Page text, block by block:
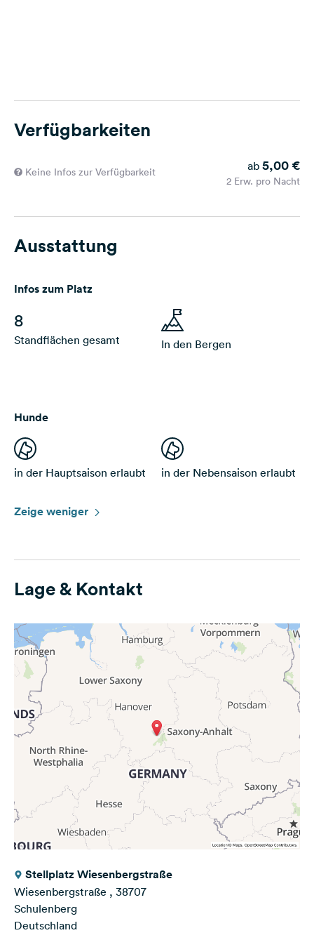
Verfügbarkeiten
Keine Infos zur Verfügbarkeit ab 5,00 €
2 Erw. pro Nacht
Ausstattung
Infos zum Platz
8
Standflächen gesamt In den Bergen
Hunde
in der Hauptsaison erlaubt in der Nebensaison erlaubt
Zeige weniger
Lage & Kontakt
Stellplatz Wiesenbergstraße
Wiesenbergstraße , 38707
Schulenberg
Deutschland